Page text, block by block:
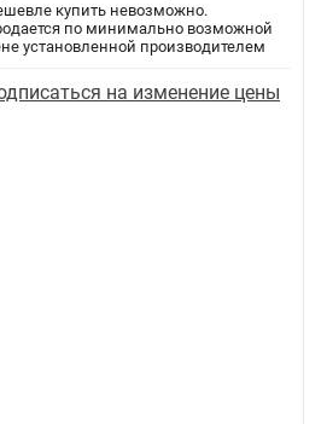
купить невозможно.
по минимально возможной
установленной производителем
на изменение цены